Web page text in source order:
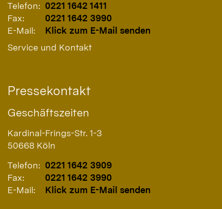
Telefon: 0221 1642 1411
Fax:
0221 1642 3990
E-Mail:
Klick zum E-Mail senden
Service und Kontakt
Pressekontakt
Geschäftszeiten
Kardinal-Frings-Str. 1-3
50668 Köln
Telefon: 0221 1642 3909
Fax:
0221 1642 3990
E-Mail:
Klick zum E-Mail senden